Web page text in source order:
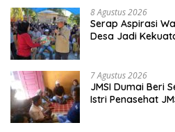
8 Agustus 2026
Serap Aspirasi
Desa Jadi
7 Agustus 2026
JMSI Dumai Beri
Istri Penasehat